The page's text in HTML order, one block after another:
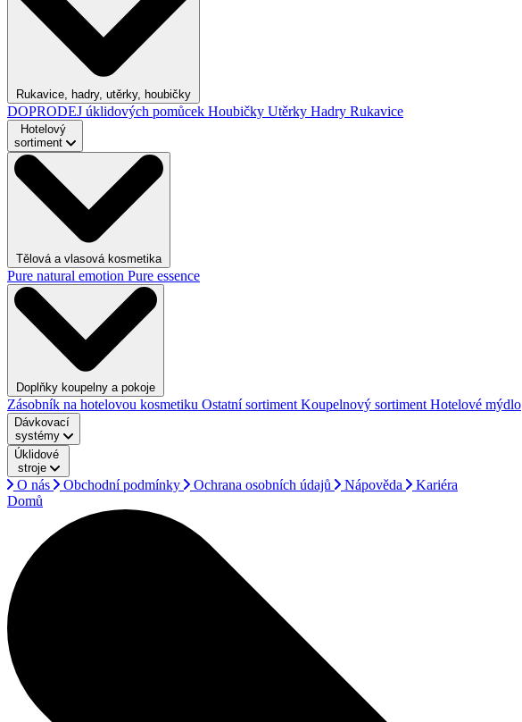
Rukavice, hadry, utěrky, houbičky
DOPRODEJ úklidových pomůcek Houbičky Utěrky Hadry Rukavice
Hotelový
sortiment
Tělová a vlasová kosmetika
Pure natural emotion Pure essence
Doplňky koupelny a pokoje
Zásobník na hotelovou kosmetiku Ostatní sortiment Koupelnový sortiment Hotelové mýdlo
Dávkovací
systémy
Úklidové
stroje
O nás Obchodní podmínky Ochrana osobních údajů Nápověda
Kariéra
Domů